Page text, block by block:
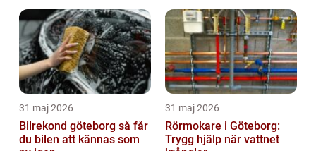
31 maj 2026
Bilrekond göteborg så får
du bilen att kännas som
31 maj 2026
Rörmokare i Göteborg:
Trygg hjälp när vattnet